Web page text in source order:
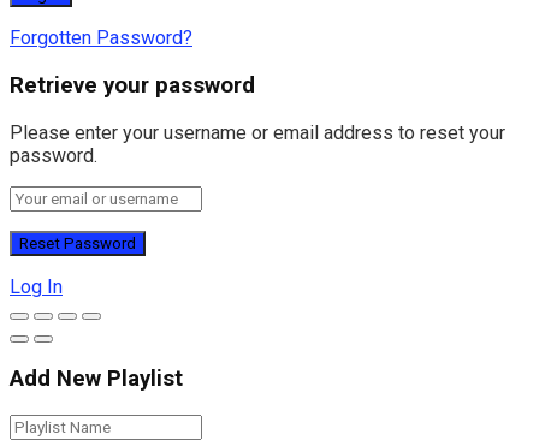
Forgotten Password?
Retrieve your password
Please enter your username or email address to reset your
password.
Log In
Add New Playlist